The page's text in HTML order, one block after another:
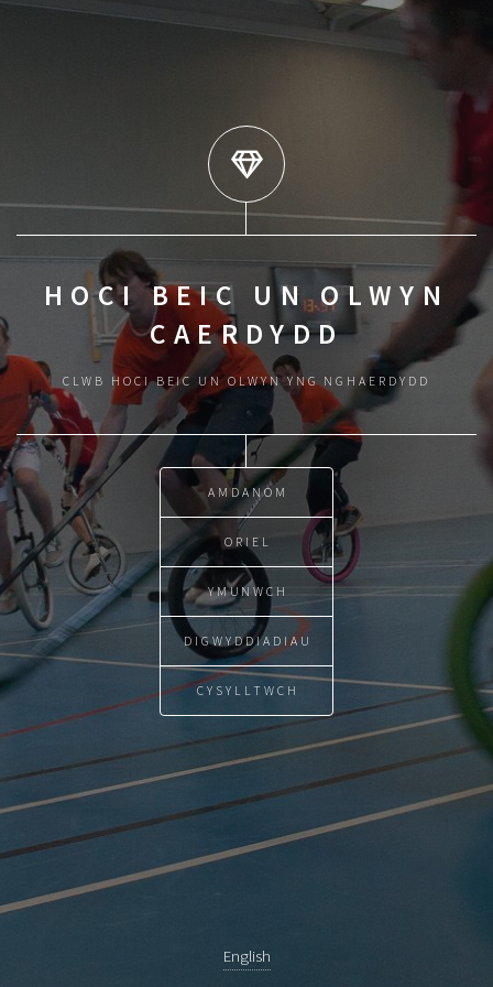
HOCI BEIC UN OLWYN
CAERDYDD
CLWB HOCI BEIC UN OLWYN YNG NGHAERDYDD
AMDANOM
ORIEL
YMUNWCH
DIGWYDDIADIAU
CYSYLLTWCH
English